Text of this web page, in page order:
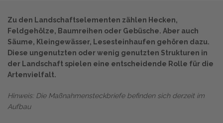
Zu den Landschaftselementen zählen Hecken,
Feldgehölze, Baumreihen oder Gebüsche. Aber auch
Säume, Kleingewässer, Lesesteinhaufen gehören dazu.
Diese ungenutzten oder wenig genutzten Strukturen in
der Landschaft spielen eine entscheidende Rolle für die
Artenvielfalt.
Hinweis: Die Maßnahmensteckbriefe befinden sich derzeit im
Aufbau